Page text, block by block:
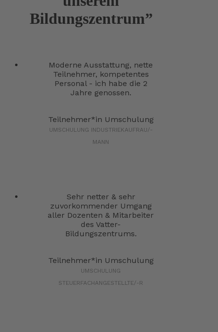
Bildungszentrum”
Moderne Ausstattung, nette
Teilnehmer, kompetentes
Personal - ich habe die 2
Jahre genossen.
Teilnehmer*in Umschulung
UMSCHULUNG INDUSTRIEKAUFRAU/-
MANN
Sehr netter & sehr
zuvorkommender Umgang
aller Dozenten & Mitarbeiter
des Vatter-
Bildungszentrums.
Teilnehmer*in Umschulung
UMSCHULUNG
STEUERFACHANGESTELLTE/-R